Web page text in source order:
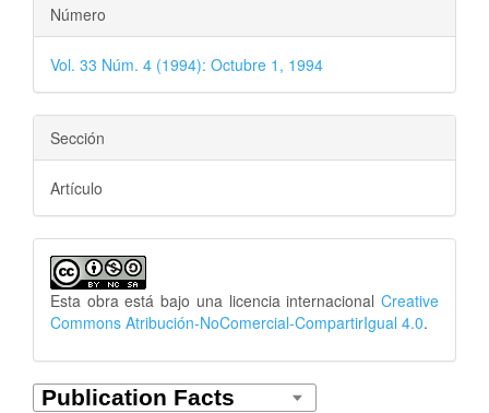
Número
Vol. 33 Núm. 4 (1994): Octubre 1, 1994
Sección
Artículo
Esta obra está bajo una licencia internacional Creative
Commons Atribución-NoComercial-CompartirIgual 4.0.